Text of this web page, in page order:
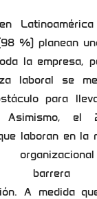
%) planean
la empresa,
laboral se
para
Asimismo,
laboran en la
A medida